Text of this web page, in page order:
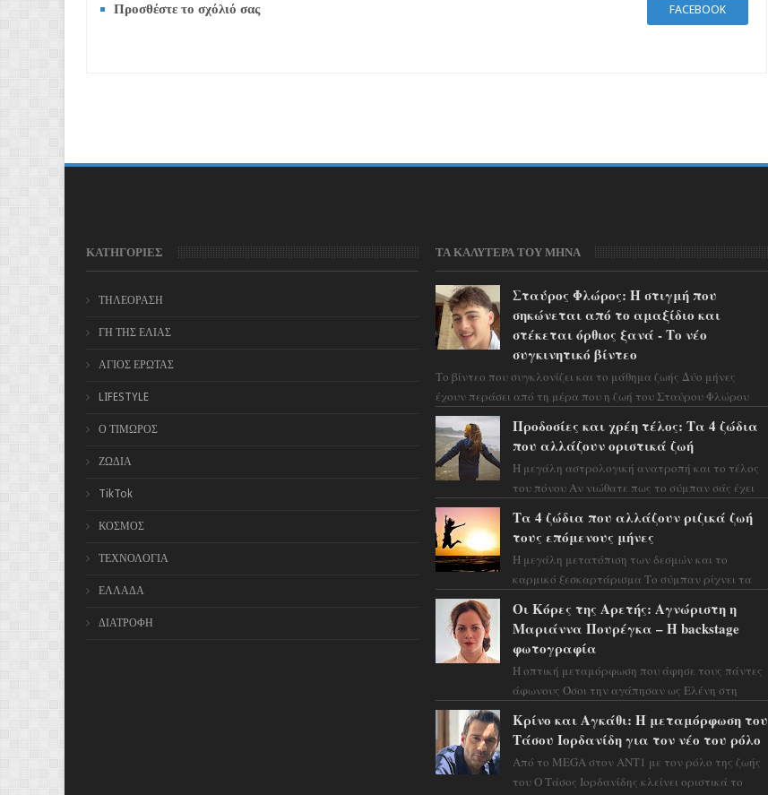
Προσθέστε το σχόλιό σας FACEBOOK
ΚΑΤΗΓΟΡΙΕΣ
ΤΗΛΕΟΡΑΣΗ
ΓΗ ΤΗΣ ΕΛΙΑΣ
ΑΓΙΟΣ ΕΡΩΤΑΣ
LIFESTYLE
Ο ΤΙΜΩΡΟΣ
ΖΩΔΙΑ
TikTok
ΚΟΣΜΟΣ
ΤΕΧΝΟΛΟΓΙΑ
ΕΛΛΑΔΑ
ΔΙΑΤΡΟΦΗ
ΤΑ ΚΑΛΥΤΕΡΑ ΤΟΥ ΜΗΝΑ
Σταύρος Φλώρος: Η στιγμή που
σηκώνεται από το αμαξίδιο και
στέκεται όρθιος ξανά - Το νέο
συγκινητικό βίντεο
Το βίντεο που συγκλονίζει και το μάθημα ζωής Δύο μήνες
έχουν περάσει από τη μέρα που η ζωή του Σταύρου Φλώρου
άλλαξε για πάντα. Ο πρώην...Προδοσίες και χρέη τέλος: Τα 4 ζώδια
που αλλάζουν οριστικά ζωή
Η μεγάλη αστρολογική ανατροπή και το τέλος
του πόνου Αν νιώθατε πως το σύμπαν σάς έχει
βαθιά α...
Τα 4 ζώδια που αλλάζουν ριζικά ζωή
τους επόμενους μήνες
Η μεγάλη μετατόπιση των δεσμών και το
καρμικό ξεσκαρτάρισμα Το σύμπαν ρίχνει τα
προειδοποιεί: οι σελην...
Οι Κόρες της Αρετής: Αγνώριστη η
Μαριάννα Πουρέγκα – H backstage
φωτογραφία
Η οπτική μεταμόρφωση που άφησε τους πάντες
άφωνους Όσοι την αγάπησαν ως Ελένη στη
προετοιμαστο...
Κρίνο και Αγκάθι: Η μεταμόρφωση του
Τάσου Ιορδανίδη για τον νέο του ρόλο
Από το MEGA στον ΑΝΤ1 με τον ρόλο της ζωής
του Ο Τάσος Ιορδανίδης κλείνει οριστικά το